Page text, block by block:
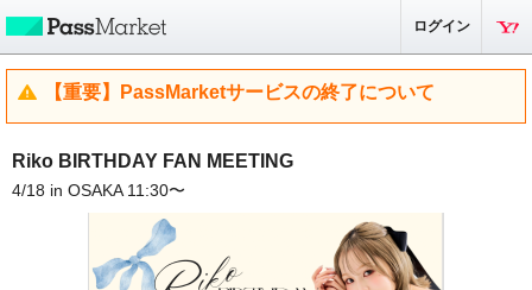
ログイン
【重要】PassMarketサービスの終了について
Riko BIRTHDAY FAN MEETING
4/18 in OSAKA 11:30〜